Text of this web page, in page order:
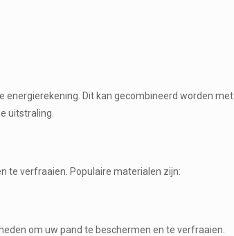
Dit kan gecombineerd worden met
uitstraling.
te verfraaien. Populaire materialen zijn:
om uw pand te beschermen en te verfraaien.